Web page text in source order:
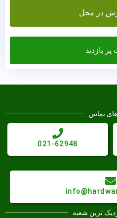
در محل
پر بازدید
تماس
021-62948
ترین شعبه